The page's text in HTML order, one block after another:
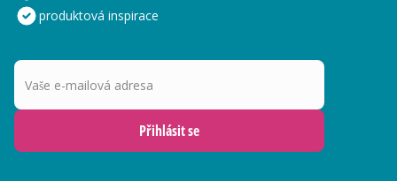
produktová inspirace
Vaše e-mailová adresa
Přihlásit se